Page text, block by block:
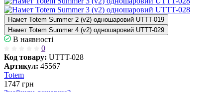
Намет Totem Summer 2 (v2) одношаровий UTTT-019
Намет Totem Summer 4 (v2) одношаровий UTTT-029
В наявності
0
Код товару: UTTT-028
Артикул: 45567
Totem
1747 грн